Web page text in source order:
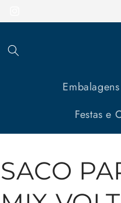
Embalagens
Festas e
SACO